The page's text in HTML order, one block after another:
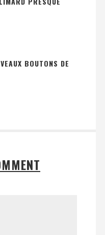
BOUTONS DE